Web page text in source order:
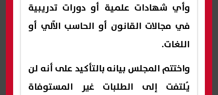
وأي شهادات علمية أو دورات تدريبية
في مجالات القانون أو الحاسب الآلي أو
اللغات.
واختتم المجلس بيانه بالتأكيد على أنه لن
يُلتفت إلى الطلبات غير المستوفاة